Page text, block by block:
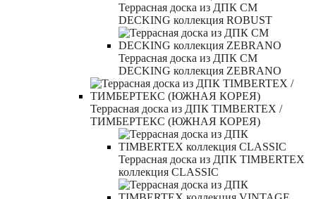
Террасная доска из ДПК CM
DECKING коллекция ROBUST
Террасная доска из ДПК CM
DECKING коллекция ZEBRANO
Террасная доска из ДПК TIMBERTEX /
ТИМБЕРТЕКС (ЮЖНАЯ КОРЕЯ)
Террасная доска из ДПК TIMBERTEX
коллекция CLASSIC